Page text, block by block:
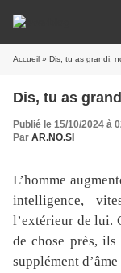
Accueil » Dis, tu as grandi,
Dis, tu as
Publié le 15/10/2024 à
Par AR.NO.SI
L’homme
intelligence,
l’extérieur de lui.
de chose près, ils
supplément